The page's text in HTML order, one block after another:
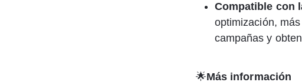
Compatible con
optimización,
campañas y
🌟Más información